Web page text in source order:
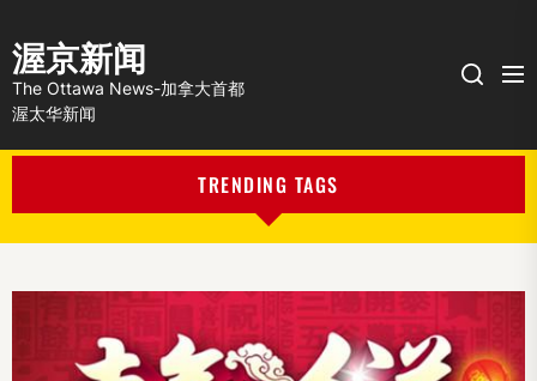
渥京新闻
The Ottawa News-加拿大首都
渥太华新闻
Search
TRENDING TAGS